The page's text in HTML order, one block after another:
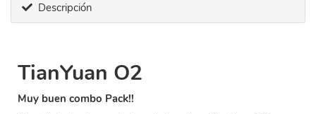
Descripción
TianYuan O2
Muy buen combo Pack!!